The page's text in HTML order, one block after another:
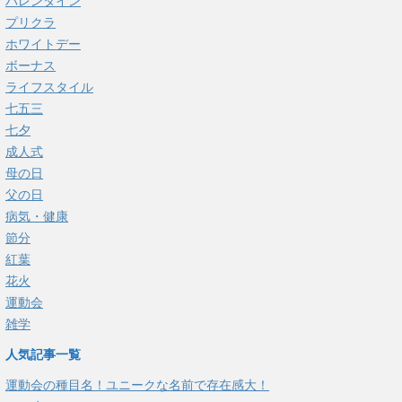
プリクラ
ホワイトデー
ボーナス
ライフスタイル
七五三
七夕
成人式
母の日
父の日
病気・健康
節分
紅葉
花火
運動会
雑学
人気記事一覧
運動会の種目名！ユニークな名前で存在感大！